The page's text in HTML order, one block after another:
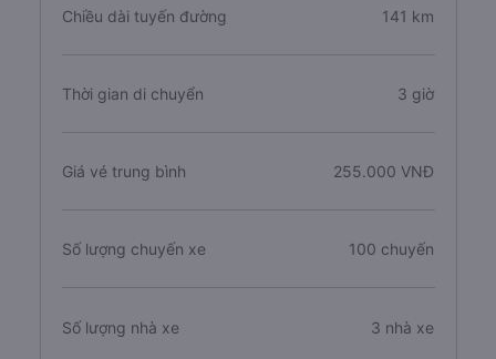
Chiều dài tuyến đường 141 km
Thời gian di chuyển 3 giờ
Giá vé trung bình 255.000 VNĐ
Số lượng chuyến xe 100 chuyến
Số lượng nhà xe 3 nhà xe